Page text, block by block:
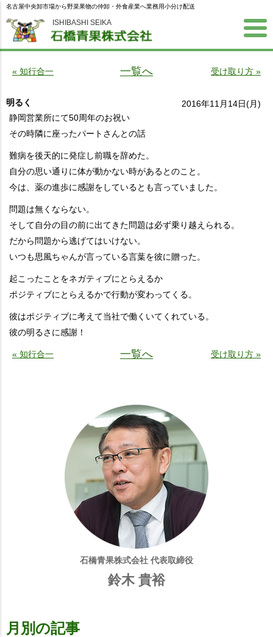
ISHIBASHI SEIKA
名古屋中央卸市場から野菜果物の仲卸・外食産業へ業務用小分け配送
« 知行合一 一覧へ 受け取り方 »
明るく
2016年11月14日(月)
静岡営業所にて50周年のお祝い
その時隣に座ったパートさんとの話
難病を後天的に発症し前職を辞めた。
自分の思い通りに体が動かない時があるとのこと。
今は、薬の進歩に感謝をしているとも言っていました。
問題は無くならない。
そして自分の目の前に出てきた問題は必ず乗り越えられる。
だから問題から逃げてはいけない。
いつも思風ちゃんが言っている言葉を彼に贈った。
起こったことをネガティブにとらえるか
ポジティブにとらえるかで行動が変わってくる。
彼はポジティブに考えて当社で働くいてくれている。
彼の明るさに感謝！
« 知行合一 一覧へ 受け取り方 »
石橋青果株式会社 代表取締役
鈴木 貴裕
月別の記事